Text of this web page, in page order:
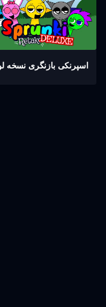
اسپرنکی بازنگری نسخه